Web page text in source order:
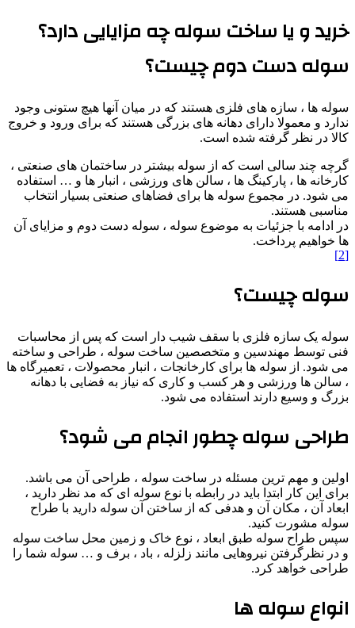
خرید و یا ساخت سوله چه مزایایی دارد؟
سوله دست دوم چیست؟
سوله ها ، سازه های فلزی هستند که در میان آنها هیچ ستونی وجود
ندارد و معمولا دارای دهانه های بزرگی هستند که برای ورود و خروج
کالا در نظر گرفته شده است.
گرچه چند سالی است که از سوله بیشتر در ساختمان های صنعتی ،
کارخانه ها ، پارکینگ ها ، سالن های ورزشی ، انبار ها و … استفاده
می شود. در مجموع سوله ها برای فضاهای صنعتی بسیار انتخاب
مناسبی هستند.
در ادامه با جزئیات به موضوع سوله ، سوله دست دوم و مزایای آن
ها خواهیم پرداخت.
[2]
سوله چیست؟
سوله یک سازه فلزی با سقف شیب دار است که پس از محاسبات
فنی توسط مهندسین و متخصصین ساخت سوله ، طراحی و ساخته
می شود. از سوله ها برای کارخانجات ، انبار محصولات ، تعمیرگاه ها
، سالن ها ورزشی و هر کسب و کاری که نیاز به فضایی با دهانه
بزرگ و وسیع دارند استفاده می شود.
طراحی سوله چطور انجام می شود؟
اولین و مهم ترین مسئله در ساخت سوله ، طراحی آن می باشد.
برای این کار ابتدا باید در رابطه با نوع سوله ای که مد نظر دارید ،
ابعاد آن ، مکان آن و هدفی که از ساختن آن سوله دارید با طراح
سوله مشورت کنید.
سپس طراح سوله طبق ابعاد ، نوع خاک و زمین محل ساخت سوله
و در نظرگرفتن نیروهایی مانند زلزله ، باد ، برف و … سوله شما را
طراحی خواهد کرد.
انواع سوله ها